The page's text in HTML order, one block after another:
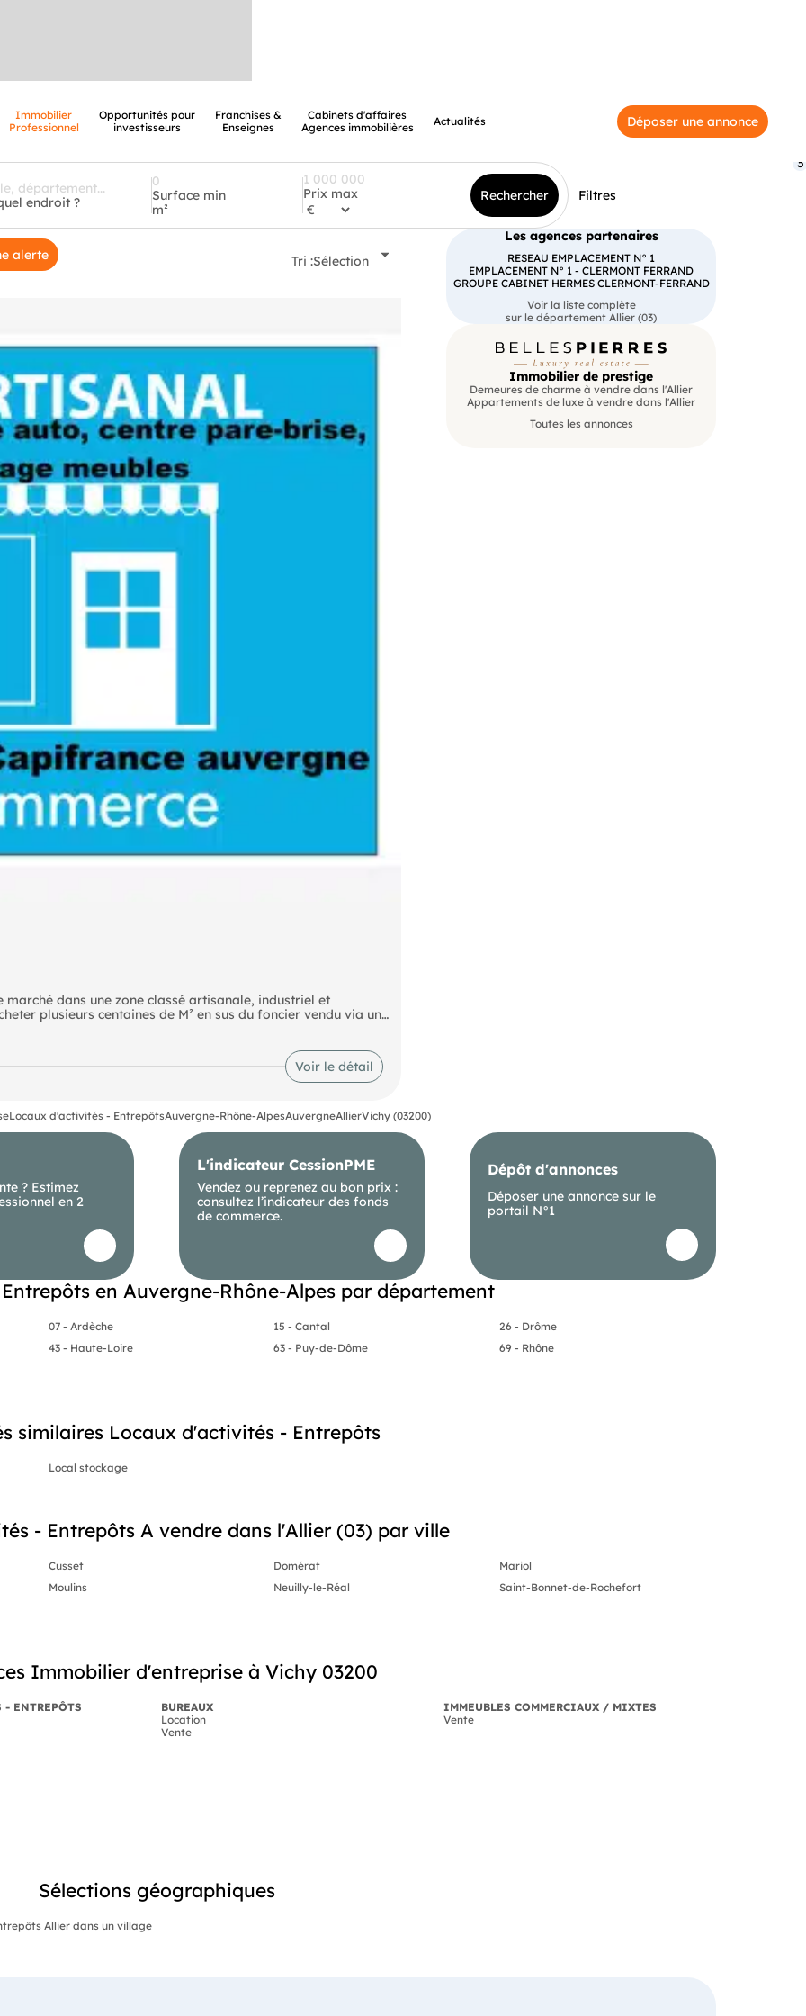
Immobilier
Professionnel
Opportunités pour
investisseurs
Franchises &
Enseignes
Cabinets d'affaires
Agences immobilières
Actualités Déposer une annonce
endroit ?
Surface min
m²
Prix max Rechercher Filtres
3
alerte Tri :Sélection
dans une zone classé artisanale, industriel et
plusieurs centaines de M² en sus du foncier vendu via un
la description ci-dessous.
mezzanine au-dessus et accès direct à un espace de
M environ.
même surface qui fait office de bureaux (2) dont un de
tous comme par l'extérieur et la surface sous plafond est
il y à un espace de stockage avec une hauteur de plus de 9
de type frigorifique que ce soit sur les murs et/ou le
les espaces à l'étage.
un quart d'heure du site et facile en poids lourds puis après
les caractéristiques font de cette emplacement un choix
équipée et avec une belle visibilité sur un axe majeure de
Les informations sur les risques auxquels ce bien est exposé sont disponibles sur le site Géorisques : georisques. gouv. fr.
(RSAC N°439 436 197 - Greffe de CUSSET) Entrepreneur Individuel - Réf.929900
Voir le détail
Les agences partenaires
RESEAU EMPLACEMENT N° 1
EMPLACEMENT N° 1 - CLERMONT FERRAND
GROUPE CABINET HERMES CLERMONT-FERRAND
Voir la liste complète
sur le département Allier (03)
Immobilier de prestige
Demeures de charme à vendre dans l'Allier
Appartements de luxe à vendre dans l'Allier
Toutes les annonces
Locaux d'activités - EntrepôtsAuvergne-Rhône-AlpesAuvergneAllierVichy (03200)
? Estimez
en 2
L'indicateur CessionPME
Vendez ou reprenez au bon prix :
consultez l’indicateur des fonds
de commerce.
Dépôt d'annonces
Déposer une annonce sur le
portail N°1
en Auvergne-Rhône-Alpes par département
07 - Ardèche 15 - Cantal
26 - Drôme
43 - Haute-Loire 63 - Puy-de-Dôme
69 - Rhône
similaires Locaux d'activités - Entrepôts
Local stockage
- Entrepôts A vendre dans l'Allier (03) par ville
Cusset Domérat
Mariol
Moulins Neuilly-le-Réal
Saint-Bonnet-de-Rochefort
Immobilier d'entreprise à Vichy 03200
- ENTREPÔTS
BUREAUX
Location
Vente
IMMEUBLES COMMERCIAUX / MIXTES
Vente
Sélections géographiques
Allier dans un village